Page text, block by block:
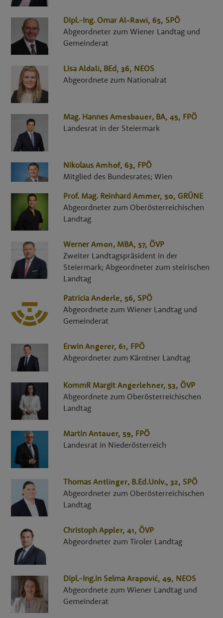
Dipl.-Ing. Omar Al-Rawi, 65, SPÖ
Abgeordneter zum Wiener Landtag und
Gemeinderat
Lisa Aldali, BEd, 36, NEOS
Abgeordnete zum Nationalrat
Mag. Hannes Amesbauer, BA, 45, FPÖ
Landesrat in der Steiermark
Nikolaus Amhof, 63, FPÖ
Mitglied des Bundesrates; Wien
Prof. Mag. Reinhard Ammer, 50, GRÜNE
Abgeordneter zum Oberösterreichischen
Landtag
Werner Amon, MBA, 57, ÖVP
Zweiter Landtagspräsident in der
Steiermark; Abgeordneter zum steirischen
Landtag
Patricia Anderle, 56, SPÖ
Abgeordnete zum Wiener Landtag und
Gemeinderat
Erwin Angerer, 61, FPÖ
Abgeordneter zum Kärntner Landtag
KommR Margit Angerlehner, 53, ÖVP
Abgeordnete zum Oberösterreichischen
Landtag
Martin Antauer, 59, FPÖ
Landesrat in Niederösterreich
Thomas Antlinger, B.Ed.Univ., 32, SPÖ
Abgeordneter zum Oberösterreichischen
Landtag
Christoph Appler, 41, ÖVP
Abgeordneter zum Tiroler Landtag
Dipl.-Ing.in Selma Arapović, 49, NEOS
Abgeordnete zum Wiener Landtag und
Gemeinderat